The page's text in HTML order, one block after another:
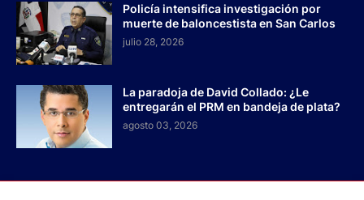
Policía intensifica investigación por
muerte de baloncestista en San Carlos
julio 28, 2026
La paradoja de David Collado: ¿Le
entregarán el PRM en bandeja de plata?
agosto 03, 2026